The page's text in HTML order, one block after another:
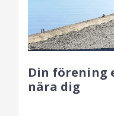
Din förening
nära dig